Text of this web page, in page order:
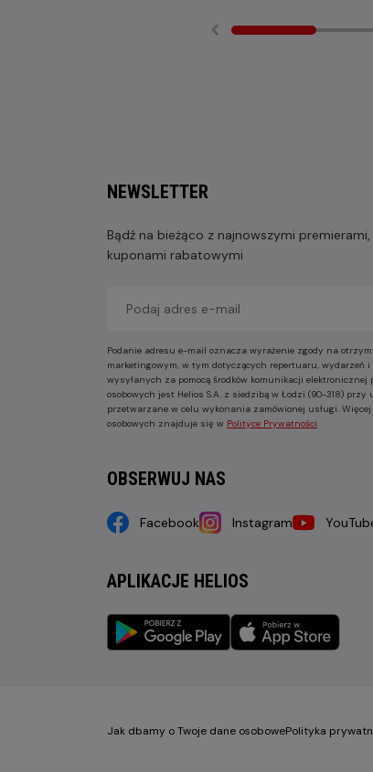
NEWSLETTER
Bądź na bieżąco z najnowszymi
kuponami rabatowymi
Podanie adresu e-mail oznacza wyrażenie zgody na
marketingowym, w tym dotyczących repertuaru, wydarzeń
wysyłanych za pomocą środków komunikacji
osobowych jest Helios S.A. z siedzibą w Łodzi (90-318)
przetwarzane w celu wykonania zamówionej usługi.
osobowych znajduje się w Polityce Prywatności.
OBSERWUJ NAS
Facebook Instagram
APLIKACJE HELIOS
Jak dbamy o Twoje dane osobowePolityka